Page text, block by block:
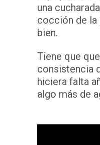
una
cocción de la
bien.
Tiene que
consistencia
hiciera falta
algo más de